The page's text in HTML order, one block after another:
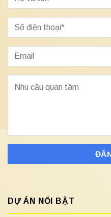
DỰ ÁN NỔI BẬT